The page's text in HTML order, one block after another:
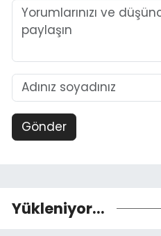
Gönder
Yükleniyor...